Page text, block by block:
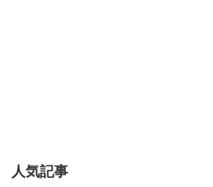
人気記事